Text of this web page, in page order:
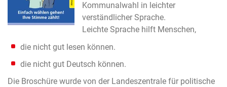
Kommunalwahl in leichter
verständlicher Sprache.
Leichte Sprache hilft Menschen,
die nicht gut lesen können.
die nicht gut Deutsch können.
Die Broschüre wurde von der Landeszentrale für politische